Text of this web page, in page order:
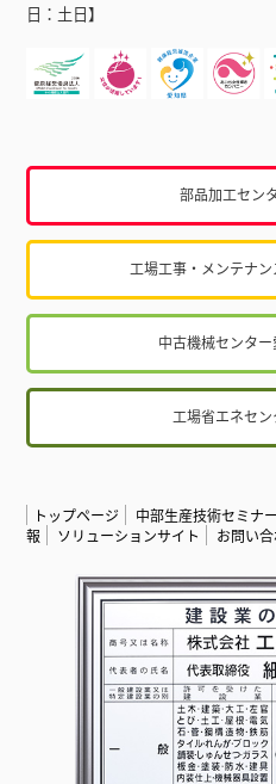
日：土日】
部品加工セン
工場工事・メンテナ
中古機械センタ
工場省エネセ
トップページ 中部生産技術セミナー
報
ソリューションサイト お問い